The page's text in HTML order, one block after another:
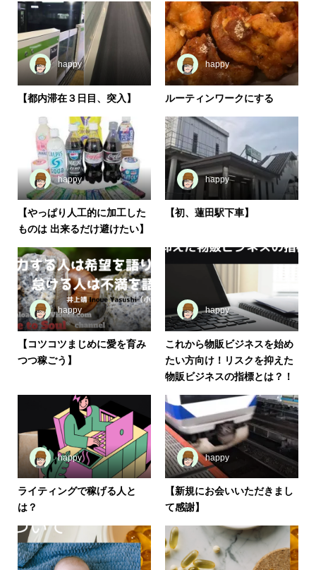
happy
【都内滞在３日目、突入】
happy
ルーティンワークにする
happy
【やっぱり人工的に加工した
ものは 出来るだけ避けたい】
happy
【初、蓮田駅下車】
happy
【コツコツまじめに愛を育み
つつ稼ごう】
happy
これから物販ビジネスを始め
たい方向け！リスクを抑えた
物販ビジネスの指標とは？！
happy
ライティングで稼げる人と
は？
happy
【新規にお会いいただきまし
て感謝】